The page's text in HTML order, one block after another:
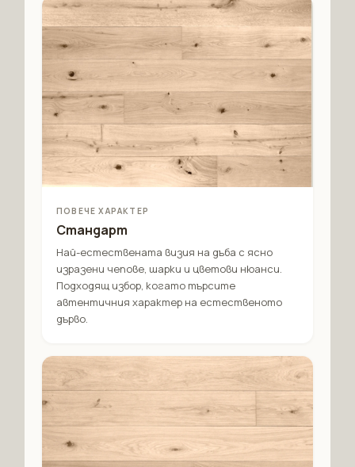
ПОВЕЧЕ ХАРАКТЕР
Стандарт
Най-естествената визия на дъба с ясно
изразени чепове, шарки и цветови нюанси.
Подходящ избор, когато търсите
автентичния характер на естественото
дърво.